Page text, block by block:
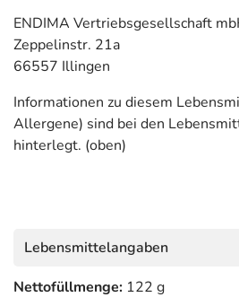
ENDIMA Vertriebsgesellschaft
Zeppelinstr. 21a
66557 Illingen
Informationen zu diesem
Allergene) sind bei den
hinterlegt. (oben)
Lebensmittelangaben
Nettofüllmenge: 122 g